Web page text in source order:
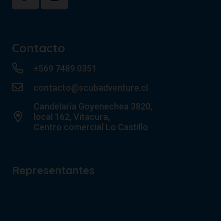
Contacto
+569 7489 0351
contacto@scubadventure.cl
Candelaria Goyenechea 3820,
local 162, Vitacura,
Centro comercial Lo Castillo
Representantes